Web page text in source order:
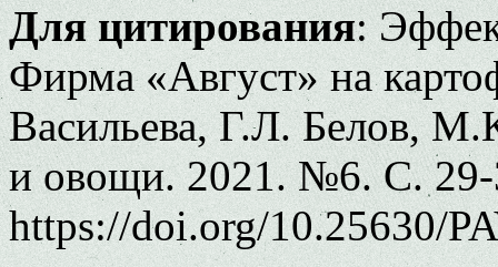
Для цитирования:
Фирма «Август» на
Васильева, Г.Л. Белов,
и овощи. 2021. №6. С.
https://doi.org/10.25630/